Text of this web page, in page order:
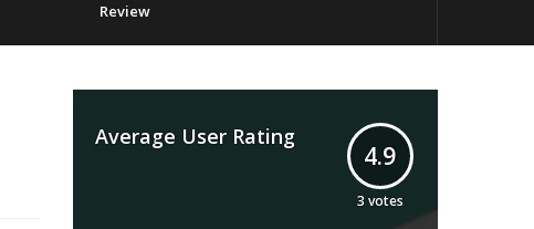
Review
Average User Rating
4.9
3 votes